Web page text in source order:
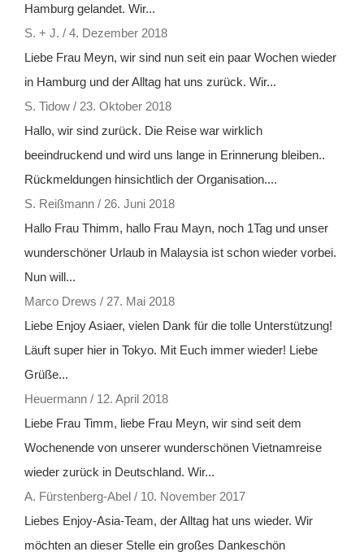
Hamburg gelandet. Wir...
S. + J. / 4. Dezember 2018
Liebe Frau Meyn, wir sind nun seit ein paar Wochen wieder
in Hamburg und der Alltag hat uns zurück. Wir...
S. Tidow / 23. Oktober 2018
Hallo, wir sind zurück. Die Reise war wirklich
beeindruckend und wird uns lange in Erinnerung bleiben..
Rückmeldungen hinsichtlich der Organisation....
S. Reißmann / 26. Juni 2018
Hallo Frau Thimm, hallo Frau Mayn, noch 1Tag und unser
wunderschöner Urlaub in Malaysia ist schon wieder vorbei.
Nun will...
Marco Drews / 27. Mai 2018
Liebe Enjoy Asiaer, vielen Dank für die tolle Unterstützung!
Läuft super hier in Tokyo. Mit Euch immer wieder! Liebe
Grüße...
Heuermann / 12. April 2018
Liebe Frau Timm, liebe Frau Meyn, wir sind seit dem
Wochenende von unserer wunderschönen Vietnamreise
wieder zurück in Deutschland. Wir...
A. Fürstenberg-Abel / 10. November 2017
Liebes Enjoy-Asia-Team, der Alltag hat uns wieder. Wir
möchten an dieser Stelle ein großes Dankeschön